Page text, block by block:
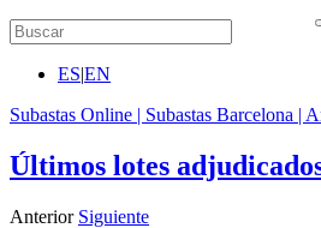
ES|EN
Subastas Online | Subastas Barcelona |
Últimos lotes
Anterior Siguiente